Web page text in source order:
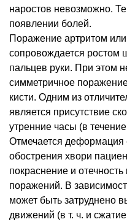
наростов невозможно.
появлении болей.
Поражение артритом
сопровождается ростом
пальцев руки. При этом
симметричное
кисти. Одним из
является присутствие
утренние часы (в
Отмечается деформация
обострения хвори
покраснение и
поражений. В
может быть затруднено
движений (в т. ч. и